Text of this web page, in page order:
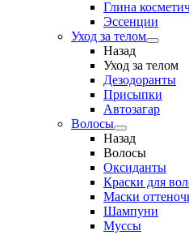
Глина
Эссенции
Уход за телом
Назад
Уход за телом
Дезодоранты
Присыпки
Автозагар
Волосы
Назад
Волосы
Оксиданты
Краски для
Маски
Шампуни
Муссы